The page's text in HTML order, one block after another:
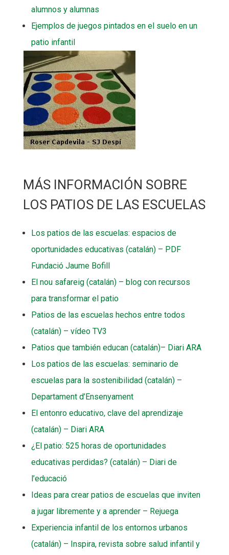
alumnos y alumnas
Ejemplos de juegos pintados en el suelo en un
patio infantil
MÁS INFORMACIÓN SOBRE
LOS PATIOS DE LAS ESCUELAS
Los patios de las escuelas: espacios de
oportunidades educativas (catalán) – PDF
Fundació Jaume Bofill
El nou safareig (catalán) – blog con recursos
para transformar el patio
Patios de las escuelas hechos entre todos
(catalán) – vídeo TV3
Patios que también educan (catalán)– Diari ARA
Los patios de las escuelas: seminario de
escuelas para la sostenibilidad (catalán) –
Departament d’Ensenyament
El entonro educativo, clave del aprendizaje
(catalán) – Diari ARA
¿El patio: 525 horas de oportunidades
educativas perdidas? (catalán) – Diari de
l’educació
Ideas para crear patios de escuelas que inviten
a jugar libremente y a aprender – Rejuega
Experiencia infantil de los entornos urbanos
(catalán) – Inspira, revista sobre salud infantil y